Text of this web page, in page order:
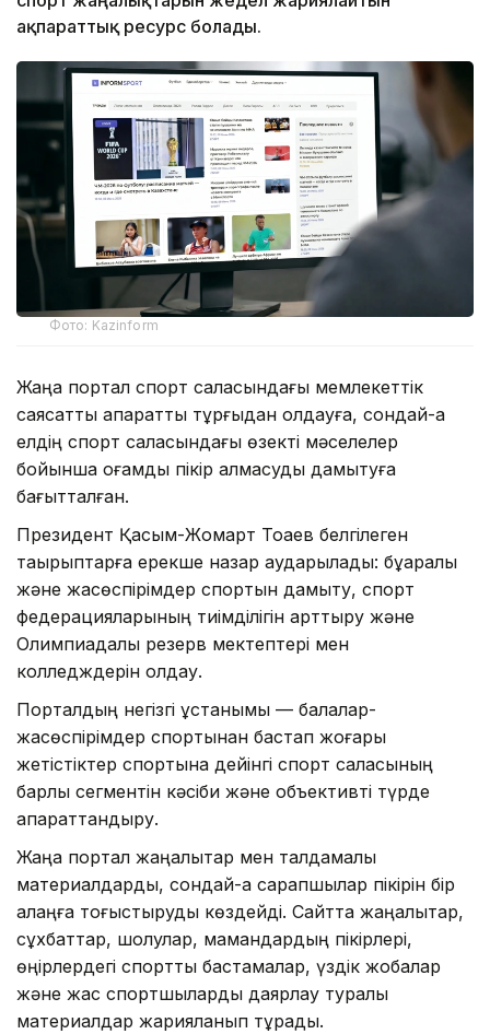
ақпараттық ресурс болады.
Фото: Kazinform
Жаңа портал спорт саласындағы мемлекеттік
саясатты ақпараттық тұрғыдан қолдауға, сондай-ақ
елдің спорт саласындағы өзекті мәселелер
бойынша қоғамдық пікір алмасуды дамытуға
бағытталған.
Президент Қасым-Жомарт Тоқаев белгілеген
тақырыптарға ерекше назар аударылады: бұқаралық
және жасөспірімдер спортын дамыту, спорт
федерацияларының тиімділігін арттыру және
Олимпиадалық резерв мектептері мен
колледждерін қолдау.
Порталдың негізгі ұстанымы — балалар-
жасөспірімдер спортынан бастап жоғары
жетістіктер спортына дейінгі спорт саласының
барлық сегментін кәсіби және объективті түрде
ақпараттандыру.
Жаңа портал жаңалықтар мен талдамалық
материалдарды, сондай-ақ сарапшылар пікірін бір
алаңға тоғыстыруды көздейді. Сайтта жаңалықтар,
сұхбаттар, шолулар, мамандардың пікірлері,
өңірлердегі спорттық бастамалар, үздік жобалар
және жас спортшыларды даярлау туралы
материалдар жарияланып тұрады.